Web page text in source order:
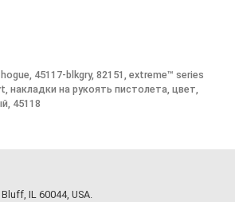
45117-blkgry, 82151, extreme™ series
накладки на рукоять пистолета, цвет,
45118
IL 60044, USA.